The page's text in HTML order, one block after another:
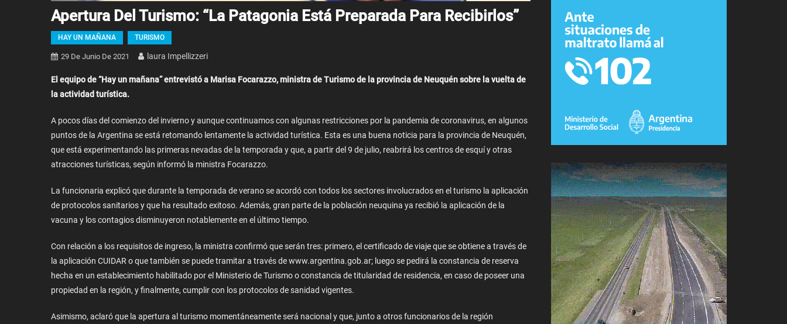
Apertura Del Turismo: “La Patagonia Está Preparada Para Recibirlos”
HAY UN MAÑANA TURISMO
29 De Junio De 2021 Laura Impellizzeri
El equipo de “Hay un mañana” entrevistó a Marisa Focarazzo, ministra de Turismo de la provincia de Neuquén sobre la vuelta de
la actividad turística.
A pocos días del comienzo del invierno y aunque continuamos con algunas restricciones por la pandemia de coronavirus, en algunos
puntos de la Argentina se está retomando lentamente la actividad turística. Esta es una buena noticia para la provincia de Neuquén,
que está experimentando las primeras nevadas de la temporada y que, a partir del 9 de julio, reabrirá los centros de esquí y otras
atracciones turísticas, según informó la ministra Focarazzo.
La funcionaria explicó que durante la temporada de verano se acordó con todos los sectores involucrados en el turismo la aplicación
de protocolos sanitarios y que ha resultado exitoso. Además, gran parte de la población neuquina ya recibió la aplicación de la
vacuna y los contagios disminuyeron notablemente en el último tiempo.
Con relación a los requisitos de ingreso, la ministra confirmó que serán tres: primero, el certificado de viaje que se obtiene a través de
la aplicación CUIDAR o que también se puede tramitar a través de www.argentina.gob.ar; luego se pedirá la constancia de reserva
hecha en un establecimiento habilitado por el Ministerio de Turismo o constancia de titularidad de residencia, en caso de poseer una
propiedad en la región, y finalmente, cumplir con los protocolos de sanidad vigentes.
Asimismo, aclaró que la apertura al turismo momentáneamente será nacional y que, junto a otros funcionarios de la región